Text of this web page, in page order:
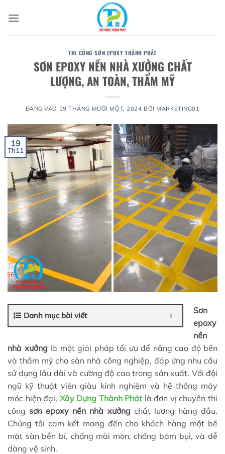
qua
THI CÔNG SƠN EPOXY THÀNH PHÁT
SƠN EPOXY NỀN NHÀ XƯỞNG CHẤT
LƯỢNG, AN TOÀN, THẨM MỸ
ĐĂNG VÀO 19 THÁNG MƯỜI MỘT, 2024 BỞI MARKETING01
19
Th11
Danh mục bài viết
Sơn
epoxy
nền
nhà xưởnglà một giải pháp tối ưu để nâng cao độ bền
và thẩm mỹ cho sàn nhà công nghiệp, đáp ứng nhu cầu
sử dụng lâu dài và cường độ cao trong sản xuất. Với đội
ngũ kỹ thuật viên giàu kinh nghiệm và hệ thống máy
móc hiện đại, Xây Dựng Thành Phát là đơn vị chuyên thi
công sơn epoxy nền nhà xưởngchất lượng hàng đầu.
Chúng tôi cam kết mang đến cho khách hàng một bề
mặt sàn bền bỉ, chống mài mòn, chống bám bụi, và dễ
dàng vệ sinh.